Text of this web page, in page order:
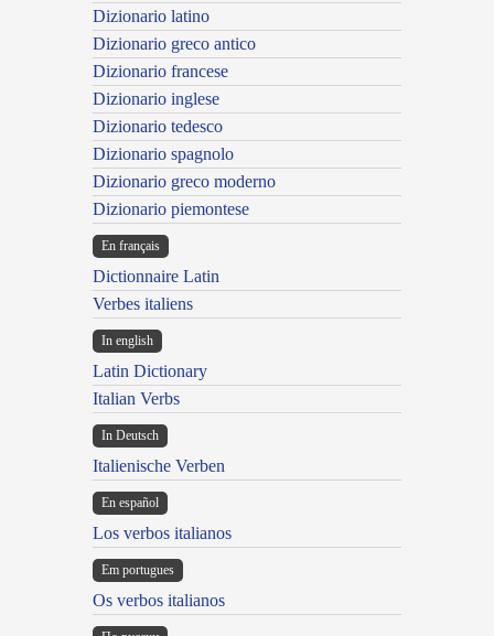
Dizionario latino
Dizionario greco antico
Dizionario francese
Dizionario inglese
Dizionario tedesco
Dizionario spagnolo
Dizionario greco moderno
Dizionario piemontese
En français
Dictionnaire Latin
Verbes italiens
In english
Latin Dictionary
Italian Verbs
In Deutsch
Italienische Verben
En español
Los verbos italianos
Em portugues
Os verbos italianos